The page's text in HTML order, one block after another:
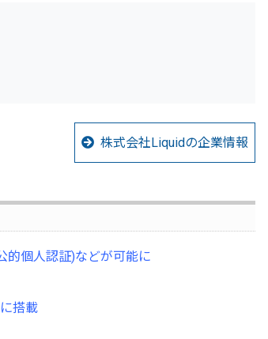
株式会社Liquidの企業情報
的個人認証)などが可能に
搭載